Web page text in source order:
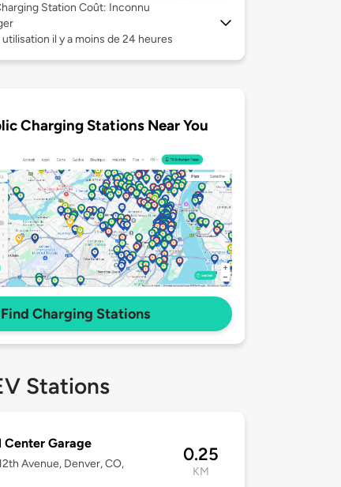
Station Coût: Inconnu
il y a moins de 24 heures
Charging Stations Near You
Find Charging Stations
Stations
Center Garage
Avenue, Denver, CO,
0.25
KM